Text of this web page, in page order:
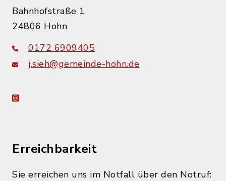
Bahnhofstraße 1
24806 Hohn
0172 6909405
j.sieh@gemeinde-hohn.de
instagram
Erreichbarkeit
Sie erreichen uns im Notfall über den Notruf: